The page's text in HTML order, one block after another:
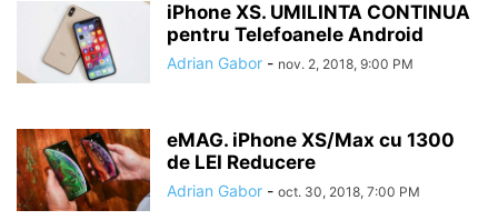
iPhone XS. UMILINTA CONTINUA
pentru Telefoanele Android
Adrian Gabor - nov. 2, 2018, 9:00 PM
eMAG. iPhone XS/Max cu 1300
de LEI Reducere
Adrian Gabor - oct. 30, 2018, 7:00 PM